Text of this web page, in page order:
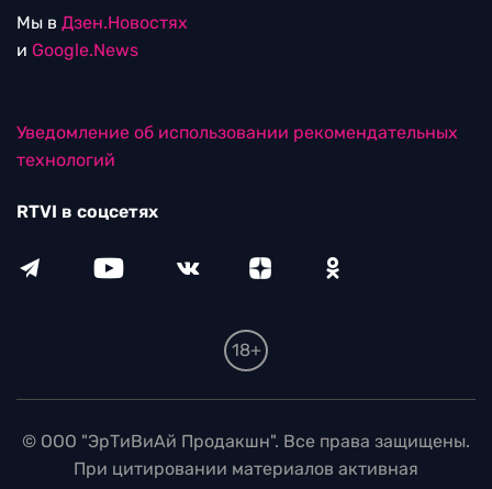
Мы в Дзен.Новостях
и Google.News
Уведомление об использовании рекомендательных
технологий
RTVI в соцсетях
18+
© ООО "ЭрТиВиАй Продакшн". Все права защищены.
При цитировании материалов активная